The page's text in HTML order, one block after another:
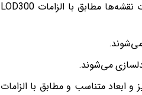
اجزا نصبی نظیر نرده‌ها، جان‌پناه‌ها، درها، پنجره‌ها و نورگیرها مطابق با اطلاعات نقشه‌ها مطابق با الزامات LOD300
و ابعاد متناسب و مطابق با الزامات